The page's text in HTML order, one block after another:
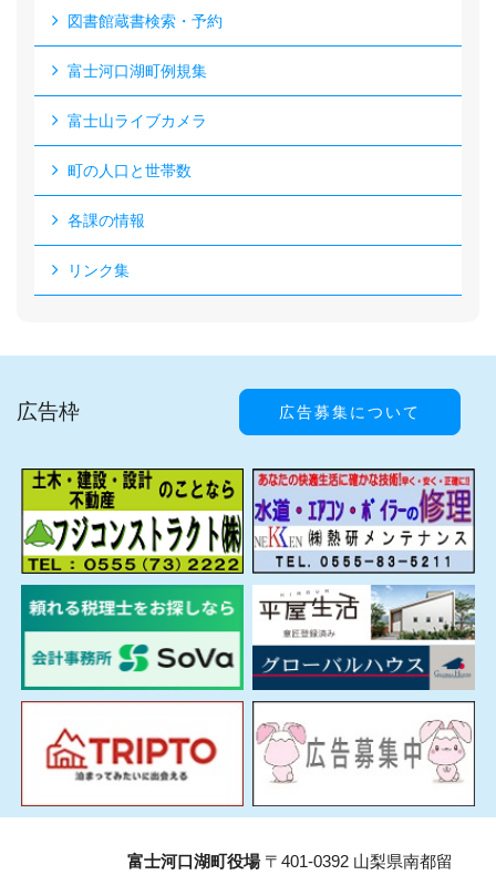
図書館蔵書検索・予約
富士河口湖町例規集
富士山ライブカメラ
町の人口と世帯数
各課の情報
リンク集
広告枠 広告募集について
富士河口湖町役場〒401-0392 山梨県南都留